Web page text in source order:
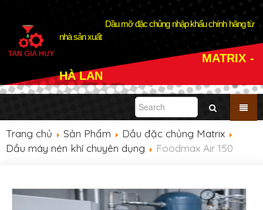
Dầu mỡ đặc chủng nhập khẩu chính hãng từ
nhà sản xuất
MATRIX -
HÀ LAN
Trang chủ Sản Phẩm
Dầu đặc chủng Matrix
Dầu máy nén khí chuyên dụng
Foodmax Air 150